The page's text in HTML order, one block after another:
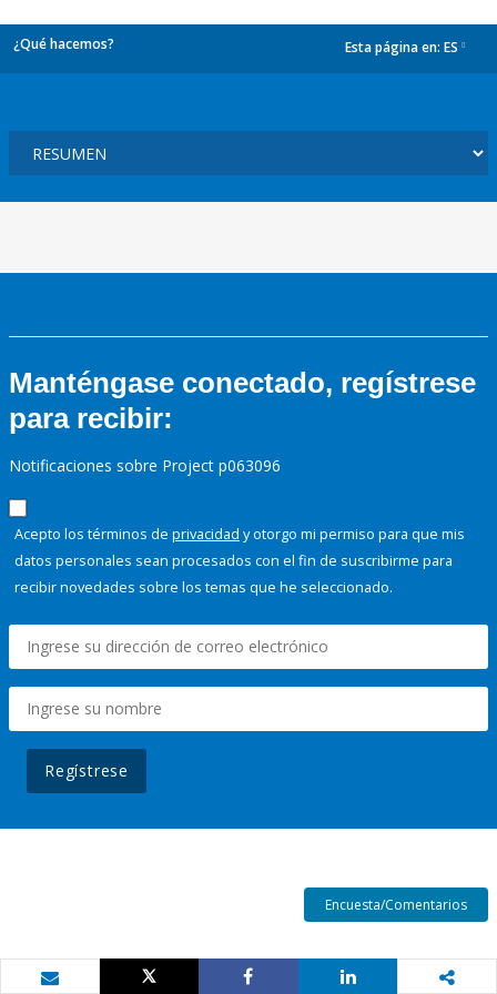
¿Qué hacemos? Esta página en: ES
Manténgase conectado, regístrese
para recibir:
Notificaciones sobre Project p063096
Acepto los términos de privacidad y otorgo mi permiso para que mis
datos personales sean procesados con el fin de suscribirme para
recibir novedades sobre los temas que he seleccionado.
Regístrese
Encuesta/Comentarios